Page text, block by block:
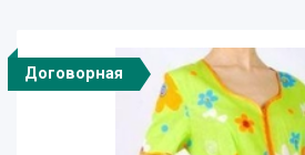
Договорная